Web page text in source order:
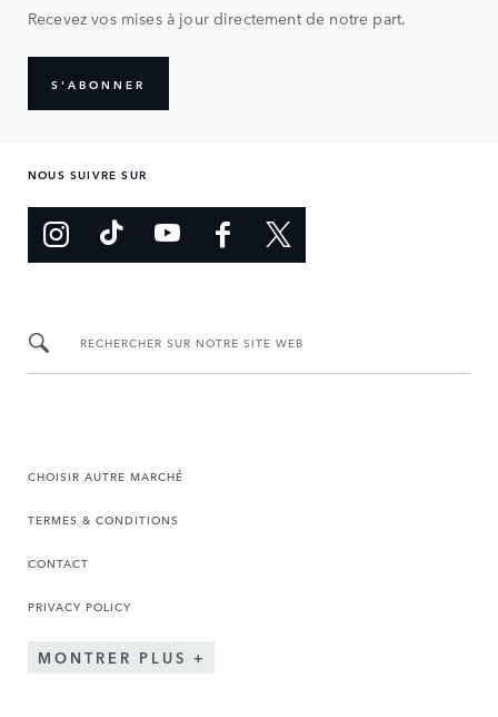
Recevez vos mises à jour directement de notre part.
S'ABONNER
NOUS SUIVRE SUR
RECHERCHER SUR NOTRE SITE WEB
CHOISIR AUTRE MARCHÉ
TERMES & CONDITIONS
CONTACT
PRIVACY POLICY
MONTRER PLUS